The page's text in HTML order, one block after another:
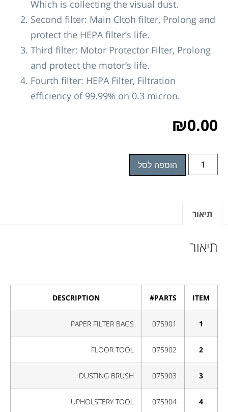
Which is collecting the visual dust.
Second filter: Main Cltoh filter, Prolong and
protect the HEPA filter’s life.
Third filter: Motor Protector Filter, Prolong
and protect the motor’s life.
Fourth filter: HEPA Filter, Filtration
efficiency of 99.99% on 0.3 micron.
₪0.00
הוספה לסל
תיאור
תיאור
ITEM
PARTS#
DESCRIPTION
1
075901
PAPER FILTER BAGS
2
075902
FLOOR TOOL
3
075903
DUSTING BRUSH
4
075904
UPHOLSTERY TOOL